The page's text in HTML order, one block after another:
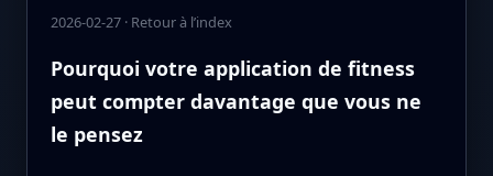
2026-02-27· Retour à l’index
Pourquoi votre application de fitness
peut compter davantage que vous ne
le pensez